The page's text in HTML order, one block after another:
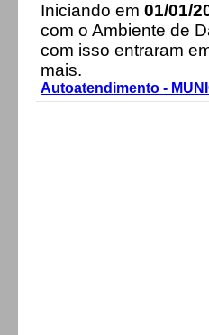
Iniciando em 01/01/
com o Ambiente de
com isso entraram
mais.
Autoatendimento -